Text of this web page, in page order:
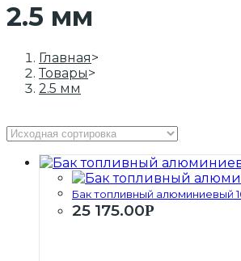
2.5 мм
Главная>
Товары>
2.5 мм
Бак топливный алюминиевый
25 175.00Р